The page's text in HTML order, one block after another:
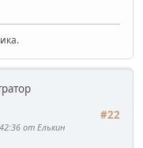
#22
от Елькин